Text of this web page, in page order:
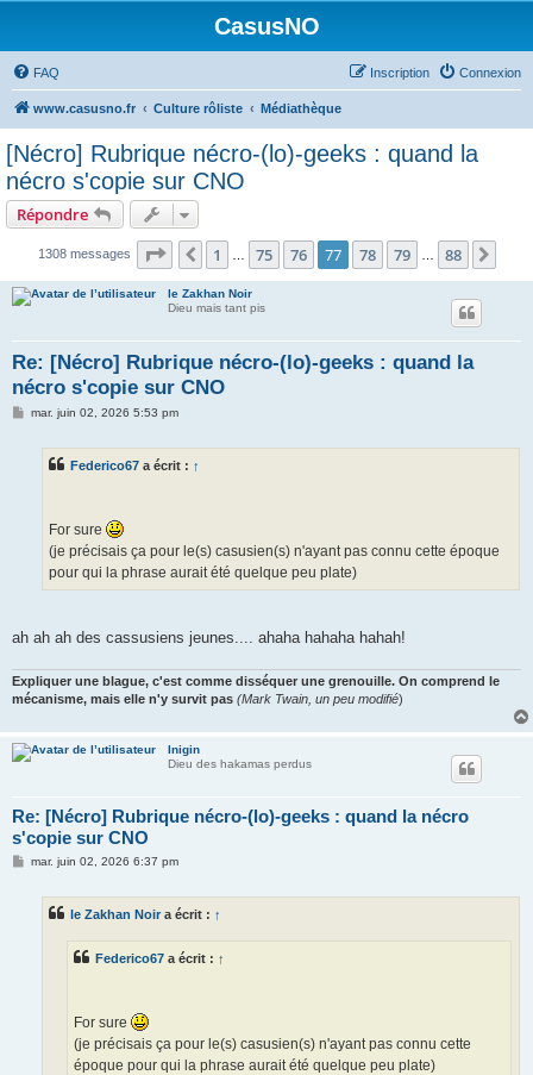
CasusNO
FAQ Connexion
Inscription
www.casusno.fr Culture rôliste Médiathèque
[Nécro] Rubrique nécro-(lo)-geeks : quand la
nécro s'copie sur CNO
Répondre
1308 messages Page 77 sur 88
Précédent
1 75 76 77 78 79 88
le Zakhan Noir
Dieu mais tant pis
Re: [Nécro] Rubrique nécro-(lo)-geeks : quand la
nécro s'copie sur CNO
Mmar. juin 02, 2026 5:53 pm
Federico67 a écrit : ↑
For sure
(je précisais ça pour le(s) casusien(s) n'ayant pas connu cette époque
pour qui la phrase aurait été quelque peu plate)
ah ah ah des cassusiens jeunes.... ahaha hahaha hahah!
Expliquer une blague, c'est comme disséquer une grenouille. On comprend le
mécanisme, mais elle n'y survit pas (Mark Twain, un peu modifié)
Inigin
Dieu des hakamas perdus
Re: [Nécro] Rubrique nécro-(lo)-geeks : quand la nécro
s'copie sur CNO
Mmar. juin 02, 2026 6:37 pm
le Zakhan Noir a écrit : ↑
Federico67 a écrit : ↑
For sure
(je précisais ça pour le(s) casusien(s) n'ayant pas connu cette
époque pour qui la phrase aurait été quelque peu plate)